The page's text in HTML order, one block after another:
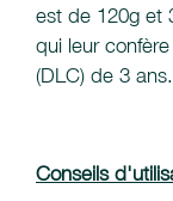
est de 120g et
qui leur
(DLC) de 3 ans.
Conseils